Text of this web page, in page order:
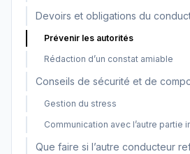
Devoirs et obligations du
Prévenir les autorités
Rédaction d’un constat amiable
Conseils de sécurité et de
Gestion du stress
Communication avec l’autre partie
Que faire si l’autre conducteur